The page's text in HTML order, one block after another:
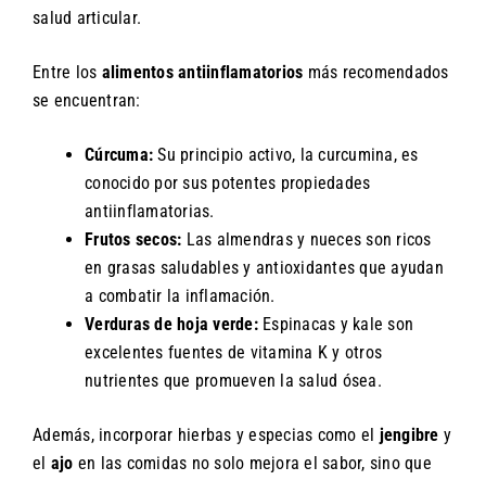
salud articular.
Entre los alimentos antiinflamatorios más recomendados
se encuentran:
Cúrcuma: Su principio activo, la curcumina, es
conocido por sus potentes propiedades
antiinflamatorias.
Frutos secos: Las almendras y nueces son ricos
en grasas saludables y antioxidantes que ayudan
a combatir la inflamación.
Verduras de hoja verde:Espinacas y kale son
excelentes fuentes de vitamina K y otros
nutrientes que promueven la salud ósea.
Además, incorporar hierbas y especias como el jengibre y
el ajo en las comidas no solo mejora el sabor, sino que